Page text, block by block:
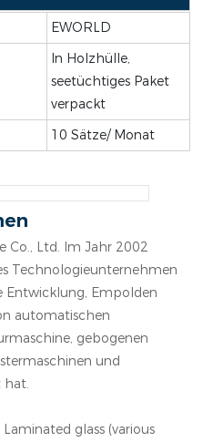
EWORLD
In Holzhülle,
seetüchtiges Paket
verpackt
10 Sätze/ Monat
Co., Ltd. Im Jahr 2002
Technologieunternehmen
Entwicklung, Empolden
automatischen
gebogenen
und
hat.
glass (various